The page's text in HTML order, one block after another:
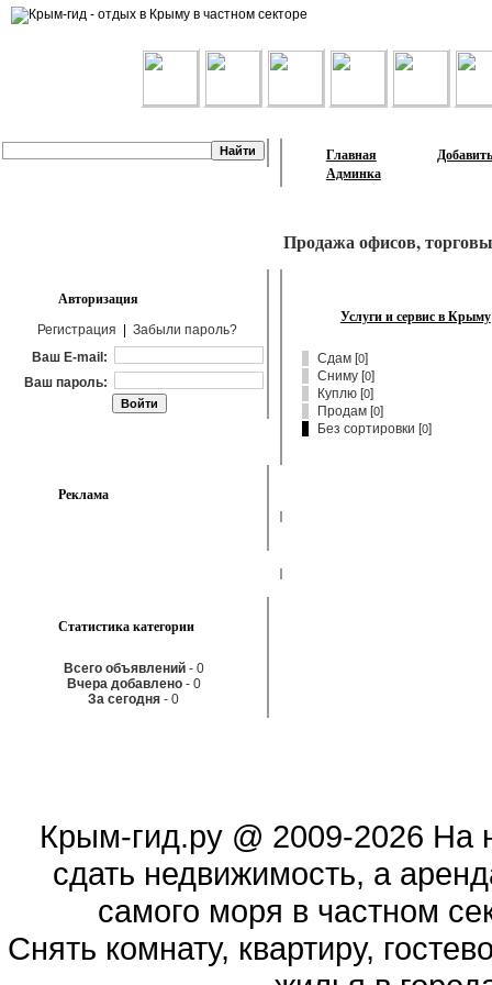
Главная
Админка
Продажа офисов,
Услуги и сервис в Крыму
Сдам[0]
Сниму[0]
Куплю[0]
Продам[0]
Без сортировки [0]
Авторизация
Регистрация
Забыли пароль?
Ваш E-mail:
Ваш пароль:
Реклама
Статистика категории
Всего объявлений- 0
Вчера добавлено- 0
За сегодня - 0
Крым-гид.ру@ 2009-2026 На
сдать недвижимость, а
самого моря в частном
Cнять комнату, квартиру,